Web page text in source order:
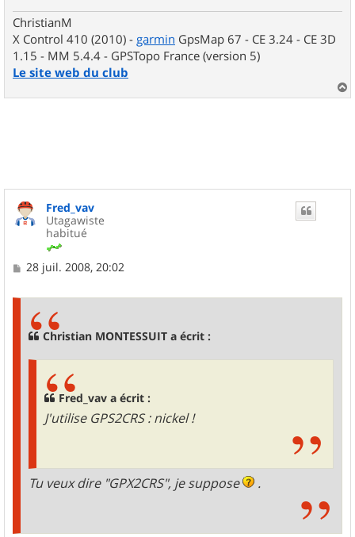
ChristianM
X Control 410 (2010) - garmin GpsMap 67 - CE 3.24 - CE 3D
1.15 - MM 5.4.4 - GPSTopo France (version 5)
Le site web du club
a
Fred_vav
Utagawiste
habitué
M
28 juil. 2008, 20:02
Christian MONTESSUIT a écrit :
Fred_vav a écrit :
J'utilise GPS2CRS : nickel !
Tu veux dire "GPX2CRS", je suppose .